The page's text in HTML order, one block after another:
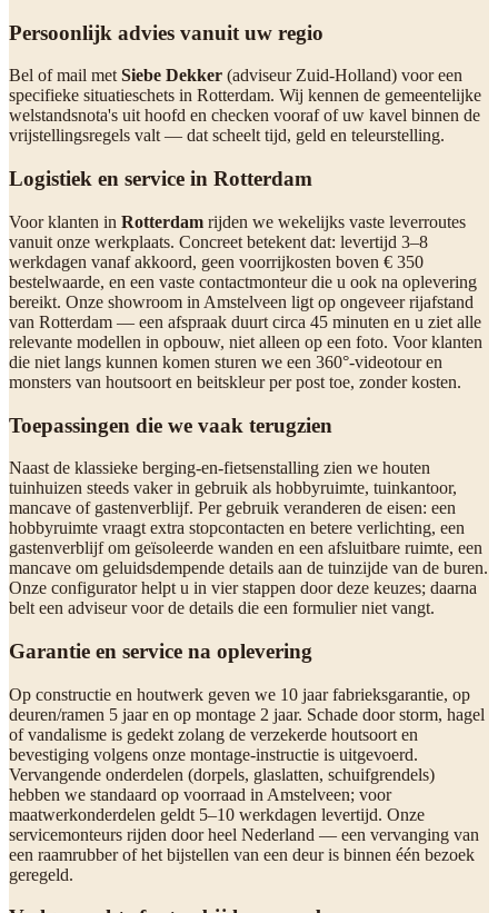
Persoonlijk advies vanuit uw regio
Bel of mail met Siebe Dekker (adviseur Zuid-Holland) voor een
specifieke situatieschets in Rotterdam. Wij kennen de gemeentelijke
welstandsnota's uit hoofd en checken vooraf of uw kavel binnen de
vrijstellingsregels valt — dat scheelt tijd, geld en teleurstelling.
Logistiek en service in Rotterdam
Voor klanten in Rotterdam rijden we wekelijks vaste leverroutes
vanuit onze werkplaats. Concreet betekent dat: levertijd 3–8
werkdagen vanaf akkoord, geen voorrijkosten boven € 350
bestelwaarde, en een vaste contactmonteur die u ook na oplevering
bereikt. Onze showroom in Amstelveen ligt op ongeveer rijafstand
van Rotterdam — een afspraak duurt circa 45 minuten en u ziet alle
relevante modellen in opbouw, niet alleen op een foto. Voor klanten
die niet langs kunnen komen sturen we een 360°-videotour en
monsters van houtsoort en beitskleur per post toe, zonder kosten.
Toepassingen die we vaak terugzien
Naast de klassieke berging-en-fietsenstalling zien we houten
tuinhuizen steeds vaker in gebruik als hobbyruimte, tuinkantoor,
mancave of gastenverblijf. Per gebruik veranderen de eisen: een
hobbyruimte vraagt extra stopcontacten en betere verlichting, een
gastenverblijf om geïsoleerde wanden en een afsluitbare ruimte, een
mancave om geluidsdempende details aan de tuinzijde van de buren.
Onze configurator helpt u in vier stappen door deze keuzes; daarna
belt een adviseur voor de details die een formulier niet vangt.
Garantie en service na oplevering
Op constructie en houtwerk geven we 10 jaar fabrieksgarantie, op
deuren/ramen 5 jaar en op montage 2 jaar. Schade door storm, hagel
of vandalisme is gedekt zolang de verzekerde houtsoort en
bevestiging volgens onze montage-instructie is uitgevoerd.
Vervangende onderdelen (dorpels, glaslatten, schuifgrendels)
hebben we standaard op voorraad in Amstelveen; voor
maatwerkonderdelen geldt 5–10 werkdagen levertijd. Onze
servicemonteurs rijden door heel Nederland — een vervanging van
een raamrubber of het bijstellen van een deur is binnen één bezoek
geregeld.